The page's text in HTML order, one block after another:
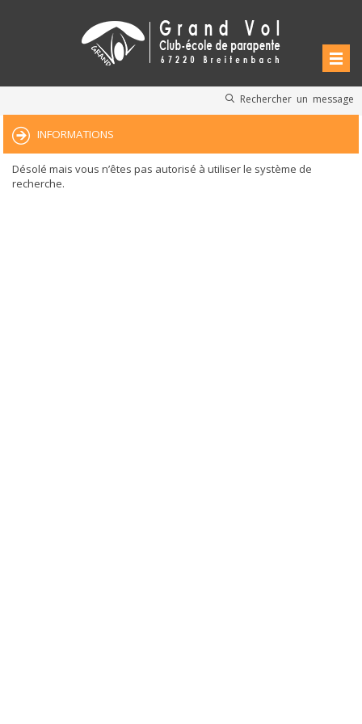
Rechercher un message
INFORMATIONS
Désolé mais vous n’êtes pas autorisé à utiliser le système de
recherche.